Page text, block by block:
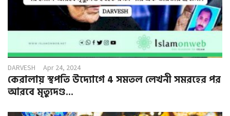
DARVESH Apr 24, 2024
কেরালায় স্থপতি উদ্যোগে 4 সমতল লেখনী সমরহের পর
আরবে মৃত্যুদণ্ড...